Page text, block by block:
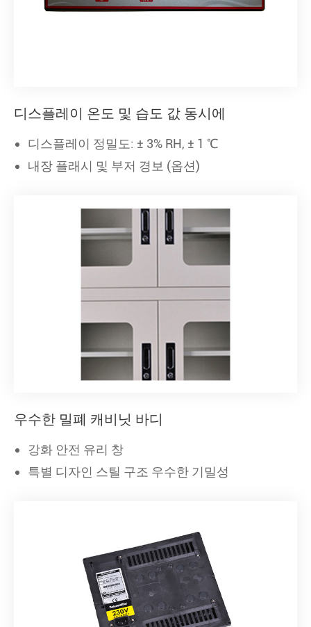
디스플레이 온도 및 습도 값 동시에
디스플레이 정밀도: ± 3% RH, ± 1 ℃
내장 플래시 및 부저 경보 (옵션)
우수한 밀폐 캐비닛 바디
강화 안전 유리 창
특별 디자인 스틸 구조 우수한 기밀성